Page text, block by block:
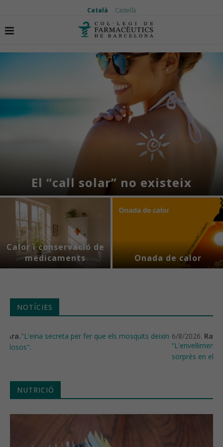
Català Castellà
El “call solar” no existeix
Calor i conservació de
medicaments
Onada de calor
NOTÍCIES
6/8/2026. Rac1."Salvador Macip, metge i investigador:
“L'envelliment es pot controlar, això és el que més m'ha
NUTRICIÓ